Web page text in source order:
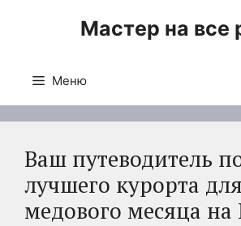
Мастер на все
Меню
Ваш путеводитель
лучшего курорта
медового месяца на